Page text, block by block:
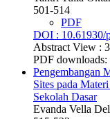
501-514
PDF
DOI : 10.61930/
Abstract View :
PDF downloads:
Pengembangan
Sites pada
Sekolah Dasar
Evanda Vella